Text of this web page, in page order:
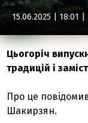
15.06.2025 | 18:01 |
Цьогоріч
традицій і
Про це
Шакирзян.